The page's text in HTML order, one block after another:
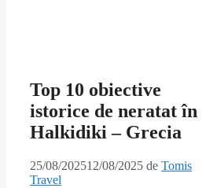
Top 10 obiective
istorice de neratat în
Halkidiki – Grecia
25/08/202512/08/2025 de Tomis
Travel